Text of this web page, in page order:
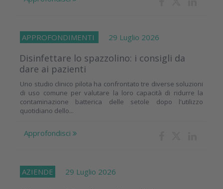
APPROFONDIMENTI 29 Luglio 2026
Disinfettare lo spazzolino: i consigli da
dare ai pazienti
Uno studio clinico pilota ha confrontato tre diverse soluzioni
di uso comune per valutare la loro capacità di ridurre la
contaminazione batterica delle setole dopo l'utilizzo
quotidiano dello...
Approfondisci
AZIENDE 29 Luglio 2026